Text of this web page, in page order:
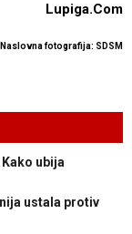
Lupiga.Com
Naslovna fotografija: SDSM
Kako ubija
ustala protiv